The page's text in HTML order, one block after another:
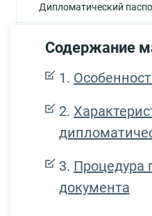
Дипломатический
Содержание
Процедура
документа